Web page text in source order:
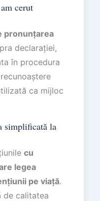
cerut
pronunțarea
declarației,
în procedura
ca mijloc
simplificată la
cu
legea
pe viață.
de calitatea